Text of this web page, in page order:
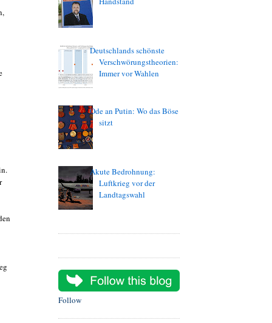
Deutschlands schönste
Verschwörungstheorien:
Immer vor Wahlen
Ode an Putin: Wo das Böse
sitzt
Akute Bedrohnung:
Luftkrieg vor der
Landtagswahl
Follow